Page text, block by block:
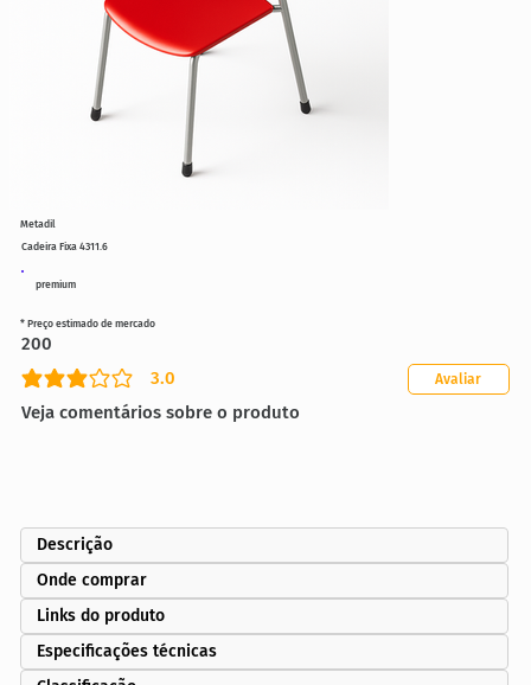
premium
Cadeira Fixa 4311.6
3.0
classificação média é 3 de 5
Veja comentários sobre o produto
Avaliar
* Preço estimado de mercado
200
Metadil
Descrição
Onde comprar
Links do produto
Especificações técnicas